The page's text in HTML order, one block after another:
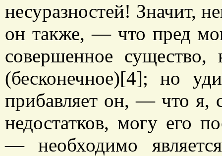
несуразностей! Значит,
он также, — что пред
совершенное существо,
(бесконечное)[4]; но
прибавляет он, — что я,
недостатков, могу его
— необходимо